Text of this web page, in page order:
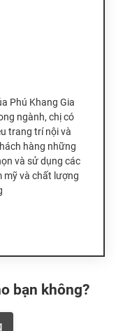
Phú Khang Gia
ngành, chị có
trang trí nội và
hàng những
và sử dụng các
mỹ và chất lượng
bạn không?